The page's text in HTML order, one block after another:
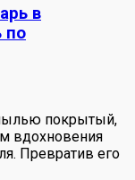
в
по
покрытый,
вдохновения
Превратив его